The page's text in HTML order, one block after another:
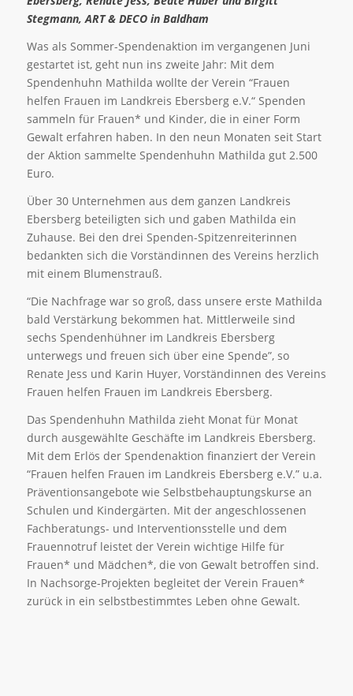
Stegmann, ART & DECO in Baldham
Was als Sommer-Spendenaktion im vergangenen Juni
gestartet ist, geht nun ins zweite Jahr: Mit dem
Spendenhuhn Mathilda wollte der Verein “Frauen
helfen Frauen im Landkreis Ebersberg e.V.“ Spenden
sammeln für Frauen* und Kinder, die in einer Form
Gewalt erfahren haben. In den neun Monaten seit Start
der Aktion sammelte Spendenhuhn Mathilda gut 2.500
Euro.
Über 30 Unternehmen aus dem ganzen Landkreis
Ebersberg beteiligten sich und gaben Mathilda ein
Zuhause. Bei den drei Spenden-Spitzenreiterinnen
bedankten sich die Vorständinnen des Vereins herzlich
mit einem Blumenstrauß.
“Die Nachfrage war so groß, dass unsere erste Mathilda
bald Verstärkung bekommen hat. Mittlerweile sind
sechs Spendenhühner im Landkreis Ebersberg
unterwegs und freuen sich über eine Spende”, so
Renate Jess und Karin Huyer, Vorständinnen des Vereins
Frauen helfen Frauen im Landkreis Ebersberg.
Das Spendenhuhn Mathilda zieht Monat für Monat
durch ausgewählte Geschäfte im Landkreis Ebersberg.
Mit dem Erlös der Spendenaktion finanziert der Verein
“Frauen helfen Frauen im Landkreis Ebersberg e.V.” u.a.
Präventionsangebote wie Selbstbehauptungskurse an
Schulen und Kindergärten. Mit der angeschlossenen
Fachberatungs- und Interventionsstelle und dem
Frauennotruf leistet der Verein wichtige Hilfe für
Frauen* und Mädchen*, die von Gewalt betroffen sind.
In Nachsorge-Projekten begleitet der Verein Frauen*
zurück in ein selbstbestimmtes Leben ohne Gewalt.